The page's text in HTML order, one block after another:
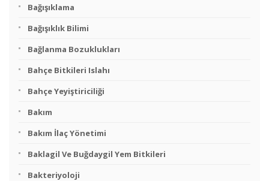
Bağışıklama
Bağışıklık Bilimi
Bağlanma Bozuklukları
Bahçe Bitkileri Islahı
Bahçe Yeyiştiriciliği
Bakım
Bakım İlaç Yönetimi
Baklagil Ve Buğdaygil Yem Bitkileri
Bakteriyoloji